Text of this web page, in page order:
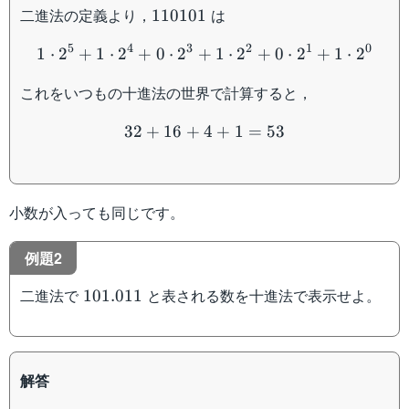
二進法の定義より， 110101
110101 は
1\cdot 2^5+1\cdot
1 ⋅ 25 + 1 ⋅ 24 + 0 ⋅ 23 + 1 ⋅ 22 + 0 ⋅ 21 + 1 ⋅ 20
これをいつもの十進法の世界で計算すると，
32 + 16 + 4 + 1 = 53
小数が入っても同じです。
例題2
二進法で 101.011
101.011 と表される数を十進法で表示せよ。
解答